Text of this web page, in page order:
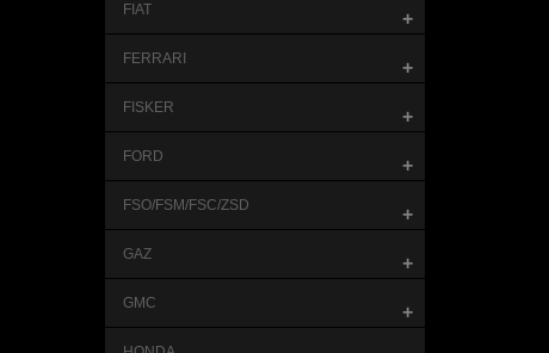
FIAT +
FERRARI +
FISKER +
FORD +
FSO/FSM/FSC/ZSD +
GAZ +
GMC +